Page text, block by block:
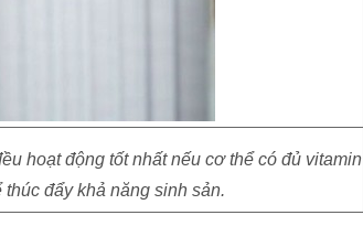
hoạt động tốt nhất nếu cơ thể có đủ vitamin
đẩy khả năng sinh sản.